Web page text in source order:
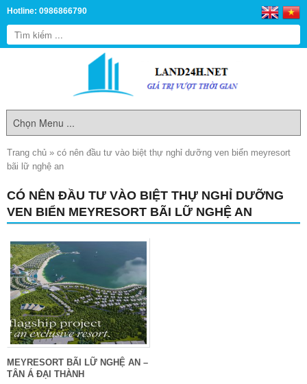
Hotline: 0986866790
Trang chủ » có nên đầu tư vào biệt thự nghỉ dưỡng ven biển meyresort
bãi lữ nghệ an
CÓ NÊN ĐẦU TƯ VÀO BIỆT THỰ NGHỈ DƯỠNG
VEN BIỂN MEYRESORT BÃI LỮ NGHỆ AN
MEYRESORT BÃI LỮ NGHỆ AN –
TÂN Á ĐẠI THÀNH